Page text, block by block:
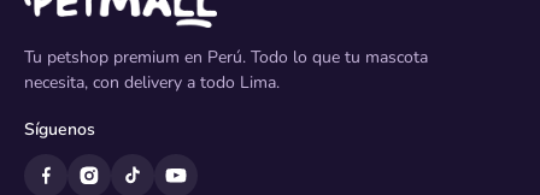
Tu petshop premium en Perú. Todo lo que tu mascota
necesita, con delivery a todo Lima.
Síguenos